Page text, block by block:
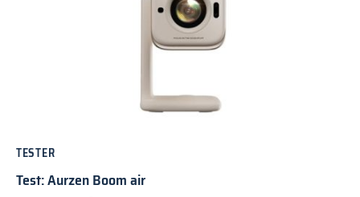
TESTER
Test: Aurzen Boom air